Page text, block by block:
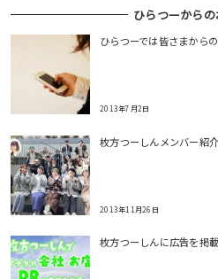
ひらつーから
ひらつーでは皆さまから
2013年7月2日
枚方つーしんメンバー紹介
2013年11月26日
枚方つーしんに広告を掲